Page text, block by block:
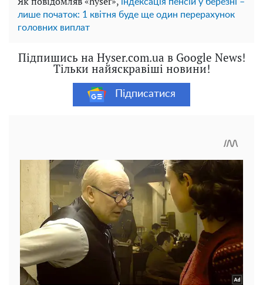
лише початок: 1 квітня буде ще один перерахунок
головних виплат
Підпишись на Hyser.com.ua в Google News!
Тільки найяскравіші новини!
Підписатися